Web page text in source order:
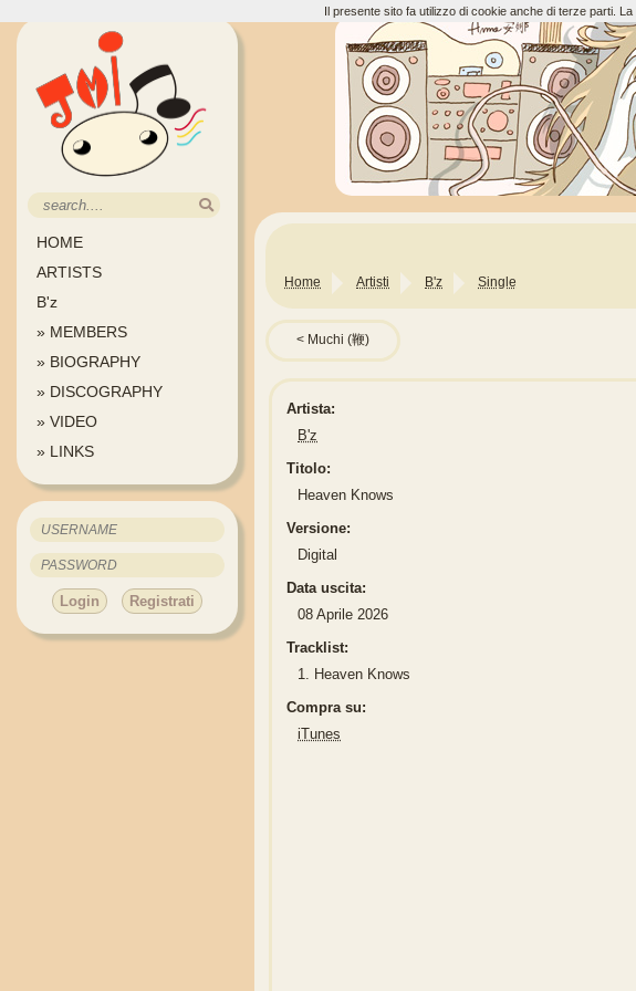
HOME
ARTISTS
B'z
» MEMBERS
» BIOGRAPHY
» DISCOGRAPHY
» VIDEO
» LINKS
Login Registrati
Home Artisti B'z Single
Muchi (鞭)
Artista:
B'z
Titolo:
Heaven Knows
Versione:
Digital
Data uscita:
08 Aprile 2026
Tracklist:
1. Heaven Knows
Compra su:
iTunes
Il presente sito fa utilizzo di cookie anche di terze parti.